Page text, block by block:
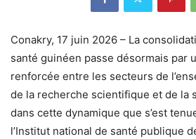
Conakry, 17 juin 2026 – La
santé guinéen passe désormais par
renforcée entre les secteurs de
de la recherche scientifique et de la
dans cette dynamique que s’est
l’Institut national de santé publique